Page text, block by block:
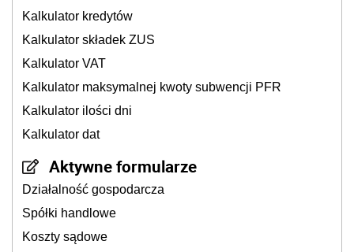
Kalkulator kredytów
Kalkulator składek ZUS
Kalkulator VAT
Kalkulator maksymalnej kwoty subwencji PFR
Kalkulator ilości dni
Kalkulator dat
Aktywne formularze
Działalność gospodarcza
Spółki handlowe
Koszty sądowe